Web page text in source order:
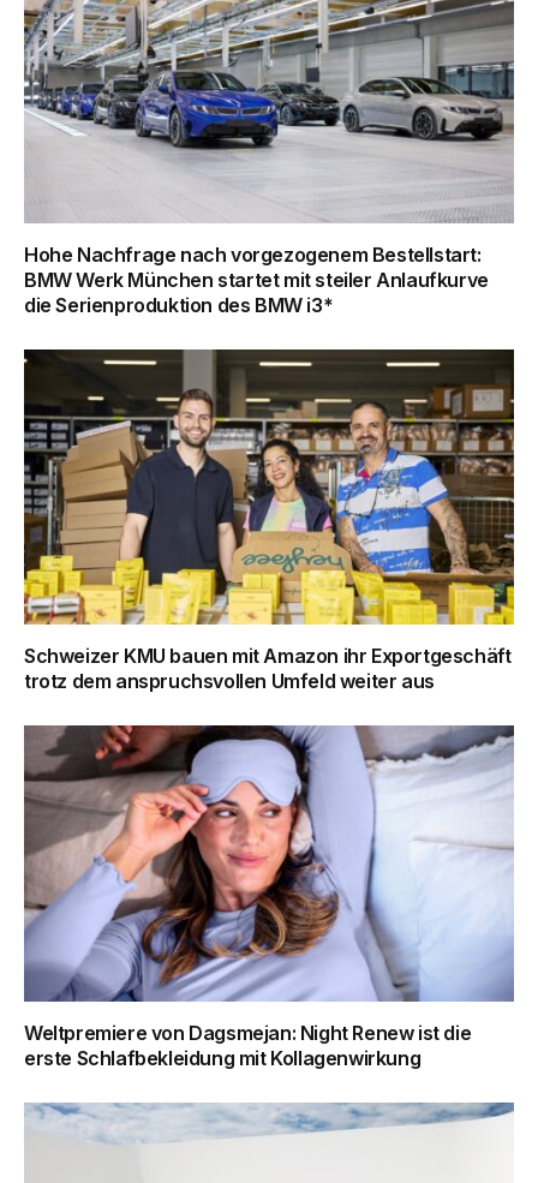
Hohe Nachfrage nach vorgezogenem Bestellstart:
BMW Werk München startet mit steiler Anlaufkurve
die Serienproduktion des BMW i3*
Schweizer KMU bauen mit Amazon ihr Exportgeschäft
trotz dem anspruchsvollen Umfeld weiter aus
Weltpremiere von Dagsmejan: Night Renew ist die
erste Schlafbekleidung mit Kollagenwirkung